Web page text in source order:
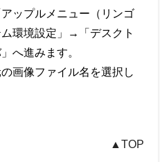
ップルメニュー（リンゴ
環境設定」→「デスクト
へ進みます。
画像ファイル名を選択し
▲TOP